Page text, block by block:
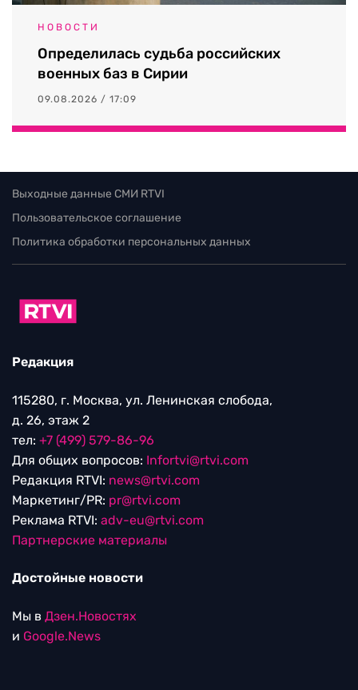
НОВОСТИ
Определилась судьба российских
военных баз в Сирии
09.08.2026 / 17:09
Выходные данные СМИ RTVI
Пользовательское соглашение
Политика обработки персональных данных
Редакция
115280, г. Москва, ул. Ленинская слобода,
д. 26, этаж 2
тел: +7 (499) 579-86-96
Для общих вопросов: Infortvi@rtvi.com
Редакция RTVI: news@rtvi.com
Маркетинг/PR: pr@rtvi.com
Реклама RTVI: adv-eu@rtvi.com
Партнерские материалы
Достойные новости
Мы в Дзен.Новостях
и Google.News